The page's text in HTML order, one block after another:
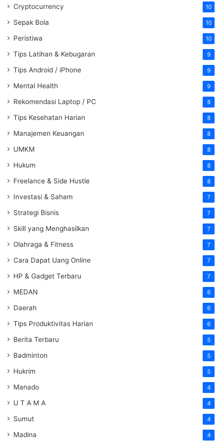
Cryptocurrency 10
Sepak Bola 10
Peristiwa 10
Tips Latihan & Kebugaran 9
Tips Android / iPhone 9
Mental Health 9
Rekomendasi Laptop / PC 8
Tips Kesehatan Harian 8
Manajemen Keuangan 8
UMKM 8
Hukum 8
Freelance & Side Hustle 8
Investasi & Saham 7
Strategi Bisnis 7
Skill yang Menghasilkan 7
Olahraga & Fitness 7
Cara Dapat Uang Online 7
HP & Gadget Terbaru 7
MEDAN 6
Daerah 6
Tips Produktivitas Harian 6
Berita Terbaru 5
Badminton 5
Hukrim 5
Manado 4
U T A M A 4
Sumut 4
Madina 4